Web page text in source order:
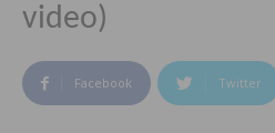
video)
Facebook Twitter